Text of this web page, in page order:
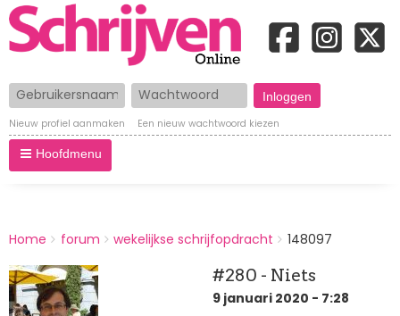
Gebruikersnaam Wachtwoord
Nieuw profiel aanmaken Een nieuw wachtwoord kiezen
Hoofdmenu
BREADCRUMBS
You
here:
Home forum wekelijkse schrijfopdracht 148097
#280 - Niets
9 januari 2020 - 7:28